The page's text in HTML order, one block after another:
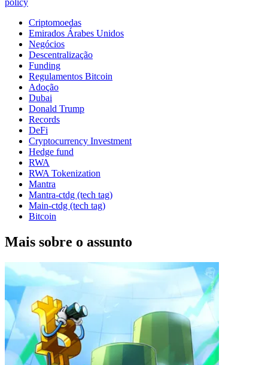
Criptomoedas
Emirados Árabes Unidos
Negócios
Descentralização
Funding
Regulamentos Bitcoin
Adoção
Dubai
Donald Trump
Records
DeFi
Cryptocurrency Investment
Hedge fund
RWA
RWA Tokenization
Mantra
Mantra-ctdg (tech tag)
Main-ctdg (tech tag)
Bitcoin
Mais sobre o assunto